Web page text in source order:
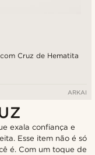
Cruz de Hematita
ARKAI
exala confiança e
Esse item não é só
é. Com um toque de